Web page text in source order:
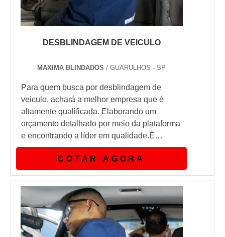
DESBLINDAGEM DE VEICULO
MAXIMA BLINDADOS/ GUARULHOS - SP
Para quem busca por desblindagem de
veiculo, achará a melhor empresa que é
altamente qualificada. Elaborando um
orçamento detalhado por meio da plataforma
e encontrando a líder em qualidade.É
importante lembrar que o serviço deve
sempre ser prestado por empresas
especializadas no segmento. Esse tipo de
cuidado ajuda a garantir a qualidade e
assertividade do serviço, além de evitar
prejuízos com imprevistos e execuções mal
elaboradas. As...
COTAR AGORA